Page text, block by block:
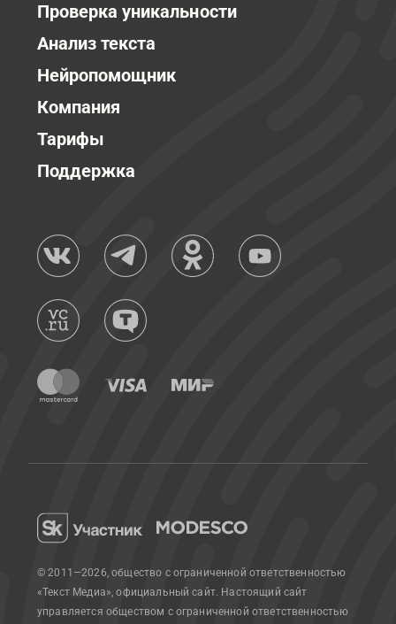
Проверка уникальности
Анализ текста
Нейропомощник
Компания
Тарифы
Поддержка
© 2011—2026, общество с ограниченной ответственностью
«Текст Медиа», официальный сайт. Настоящий сайт
управляется обществом с ограниченной ответственностью